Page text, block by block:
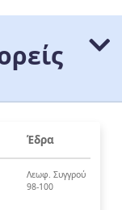
Έδρα
Λεωφ. Συγγρού
98-100